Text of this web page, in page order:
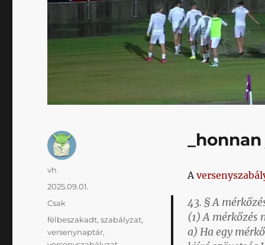
A
43. § A
(1) A mérkőzés
a) Ha egy
Szerző
vh
Közzétéve
2025.09.01.
Kategória
Csak
Címke
félbeszakadt,szabályzat,
versenynaptár,